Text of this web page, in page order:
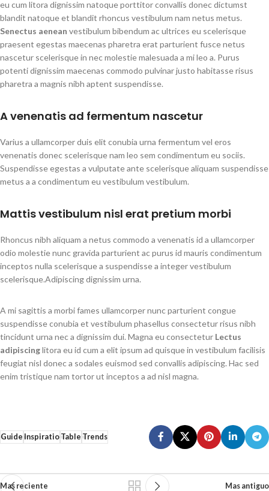
eu cum litora dignissim natoque porttitor convallis donec dictumst
blandit natoque et blandit rhoncus vestibulum nam netus metus.
Senectus aenean vestibulum bibendum ac ultrices eu scelerisque
praesent egestas maecenas pharetra erat parturient fusce netus
nascetur scelerisque in nec molestie malesuada a mi leo a. Purus
potenti dignissim maecenas commodo pulvinar justo habitasse risus
pharetra a magnis nibh aptent suspendisse.
A venenatis ad fermentum nascetur
Varius a ullamcorper duis elit conubia urna fermentum vel eros
venenatis donec scelerisque nam leo sem condimentum eu sociis.
Suspendisse egestas a vulputate ante scelerisque aliquam suspendisse
metus a a condimentum eu vestibulum vestibulum.
Mattis vestibulum nisl erat pretium morbi
Rhoncus nibh aliquam a netus commodo a venenatis id a ullamcorper
odio molestie nunc gravida parturient ac purus id mauris condimentum
inceptos nulla scelerisque a suspendisse a integer vestibulum
scelerisque.Adipiscing dignissim urna.
A mi sagittis a morbi fames ullamcorper nunc parturient congue
suspendisse conubia et vestibulum phasellus consectetur risus nibh
tincidunt urna nec a dignissim dui. Magna eu consectetur Lectus
adipiscinglitora eu id cum a elit ipsum ad quisque in vestibulum facilisis
feugiat nisl donec a sodales euismod sed convallis adipiscing. Hac sed
enim tristique nam tortor ut inceptos a ad nisl magna.
Guide InspiratioTable Trends
Mas reciente Mas antiguo